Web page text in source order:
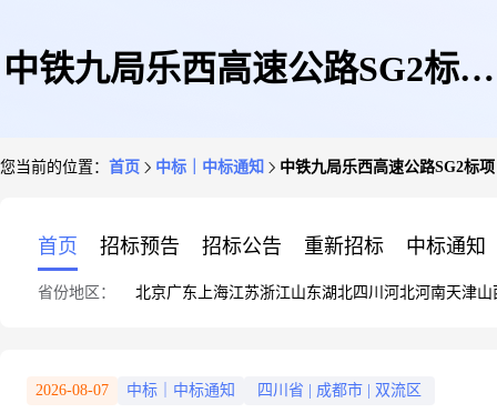
中铁九局乐西高速公路SG2标项
您当前的位置： 首页 中标｜中标通知 中铁九局乐西高速公路SG2标
首页 招标预告 招标公告 重新招标 中标通知
省份地区： 北京广东 上海江苏浙江山东湖北四川 河北河南天津山
2026-08-07 中标｜中标通知 四川省 成都市 双流区